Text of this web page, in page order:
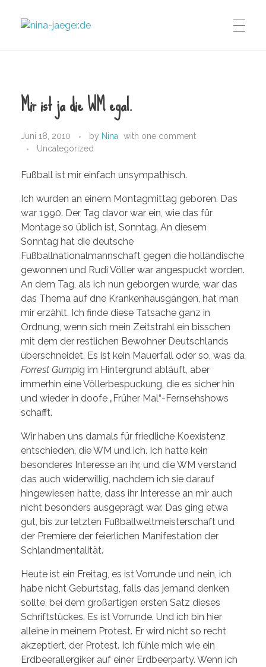
Mir ist ja die WM egal.
Juni 18, 2010 by Nina with one comment
Uncategorized
Fußball ist mir einfach unsympathisch.
Ich wurden an einem Montagmittag geboren. Das
war 1990. Der Tag davor war ein, wie das für
Montage so üblich ist, Sonntag. An diesem
Sonntag hat die deutsche
Fußballnationalmannschaft gegen die holländische
gewonnen und Rudi Völler war angespuckt worden.
An dem Tag, als ich nun geborgen wurde, war das
das Thema auf dne Krankenhausgängen, hat man
mir erzählt. Ich finde diese Tatsache ganz in
Ordnung, wenn sich mein Zeitstrahl ein bisschen
mit dem der restlichen Bewohner Deutschlands
überschneidet. Es ist kein Mauerfall oder so, was da
Forrest Gumpig im Hintergrund abläuft, aber
immerhin eine Völlerbespuckung, die es sicher hin
und wieder in doofe „Früher Mal“-Fernsehshows
schafft.
Wir haben uns damals für friedliche Koexistenz
entschieden, die WM und ich. Ich hatte kein
besonderes Interesse an ihr, und die WM verstand
das auch widerwillig, nachdem ich sie darauf
hingewiesen hatte, dass ihr Interesse an mir auch
nicht besonders ausgeprägt war. Das ging etwa
gut, bis zur letzten Fußballweltmeisterschaft und
der Premiere der feierlichen Manifestation der
Schlandmentalität.
Heute ist ein Freitag, es ist Vorrunde und nein, ich
habe nicht Geburtstag, falls das jemand denken
sollte, bei dem großartigen ersten Satz dieses
Schriftstückes. Es ist Vorrunde. Und ich bin hier
alleine in meinem Protest. Er wird nicht so recht
akzeptiert, der Protest. Ich fühle mich wie ein
Erdbeerallergiker auf einer Erdbeerparty. Wenn ich